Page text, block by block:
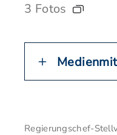
3 Fotos
Regierungschef-